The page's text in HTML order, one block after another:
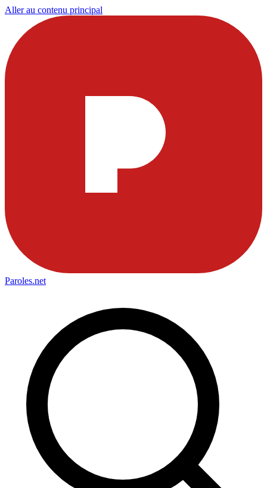
Aller au contenu principal
Paroles.net